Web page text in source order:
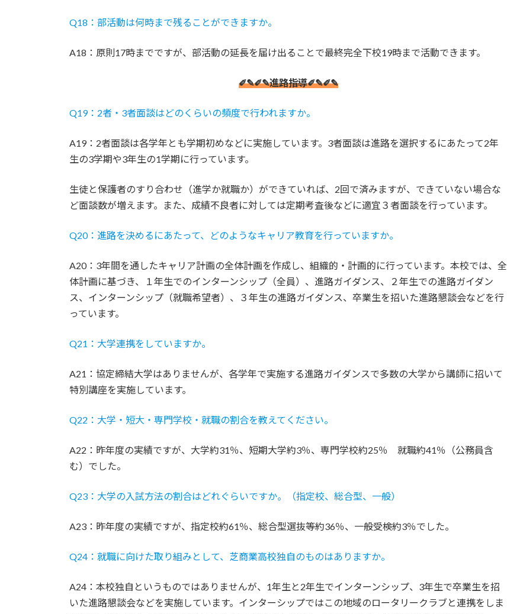
Q18：部活動は何時まで残ることができますか。
A18：原則17時までですが、部活動の延長を届け出ることで最終完全下校19時まで活動できます。
✐✎✐✎進路指導✐✎✐✎
Q19：2者・3者面談はどのくらいの頻度で行われますか。
A19：2者面談は各学年とも学期初めなどに実施しています。3者面談は進路を選択するにあたって2年
生の3学期や3年生の1学期に行っています。
生徒と保護者のすり合わせ（進学か就職か）ができていれば、2回で済みますが、できていない場合な
ど面談数が増えます。また、成績不良者に対しては定期考査後などに適宜３者面談を行っています。
Q20：進路を決めるにあたって、どのようなキャリア教育を行っていますか。
A20：3年間を通したキャリア計画の全体計画を作成し、組織的・計画的に行っています。本校では、全
体計画に基づき、１年生でのインターンシップ（全員）、進路ガイダンス、２年生での進路ガイダン
ス、インターンシップ（就職希望者）、３年生の進路ガイダンス、卒業生を招いた進路懇談会などを行
っています。
Q21：大学連携をしていますか。
A21：協定締結大学はありませんが、各学年で実施する進路ガイダンスで多数の大学から講師に招いて
特別講座を実施しています。
Q22：大学・短大・専門学校・就職の割合を教えてください。
A22：昨年度の実績ですが、大学約31％、短期大学約3％、専門学校約25％ 就職約41％（公務員含
む）でした。
Q23：大学の入試方法の割合はどれぐらいですか。（指定校、総合型、一般）
A23：昨年度の実績ですが、指定校約61％、総合型選抜等約36％、一般受検約3％でした。
Q24：就職に向けた取り組みとして、芝商業高校独自のものはありますか。
A24：本校独自というものではありませんが、1年生と2年生でインターンシップ、3年生で卒業生を招
いた進路懇談会などを実施しています。インターシップではこの地域のロータリークラブと連携をしま